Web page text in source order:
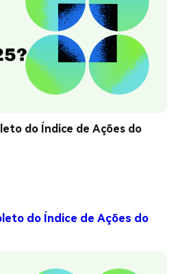
do Índice de Ações do
do Índice de Ações do